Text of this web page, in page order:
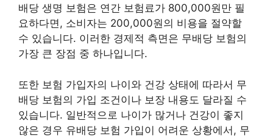
배당 생명 보험은 연간 보험료가 800,000원만 필
요하다면, 소비자는 200,000원의 비용을 절약할
수 있습니다. 이러한 경제적 측면은 무배당 보험의
가장 큰 장점 중 하나입니다.
또한 보험 가입자의 나이와 건강 상태에 따라서 무
배당 보험의 가입 조건이나 보장 내용도 달라질 수
있습니다. 일반적으로 나이가 많거나 건강이 좋지
않은 경우 유배당 보험 가입이 어려운 상황에서, 무